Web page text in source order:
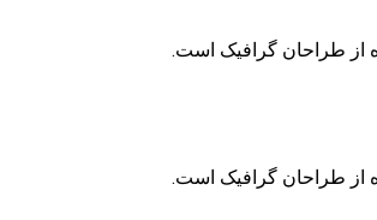
از طراحان گرافیک است.
از طراحان گرافیک است.